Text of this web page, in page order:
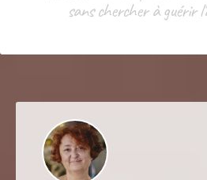
sans chercher à guérir